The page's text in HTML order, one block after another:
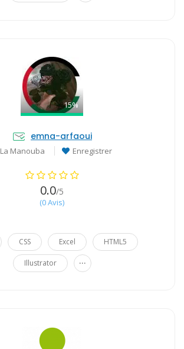
15%
emna-arfaoui
La Manouba Enregistrer
0.0/5
(0 Avis)
CSS Excel HTML5
Illustrator ...